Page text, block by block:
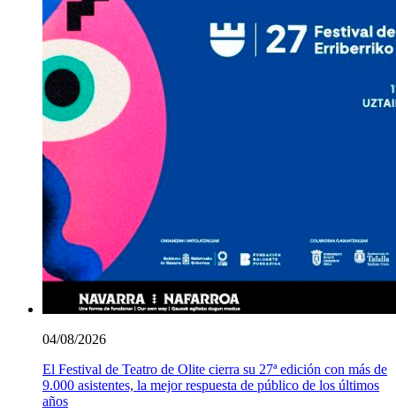
04/08/2026
El Festival de Teatro de Olite cierra su 27ª edición con más de
9.000 asistentes, la mejor respuesta de público de los últimos
años